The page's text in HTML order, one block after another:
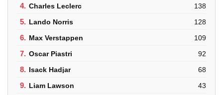
4. Charles Leclerc 138
5. Lando Norris 128
6. Max Verstappen 109
7. Oscar Piastri 92
8. Isack Hadjar 68
9. Liam Lawson 43